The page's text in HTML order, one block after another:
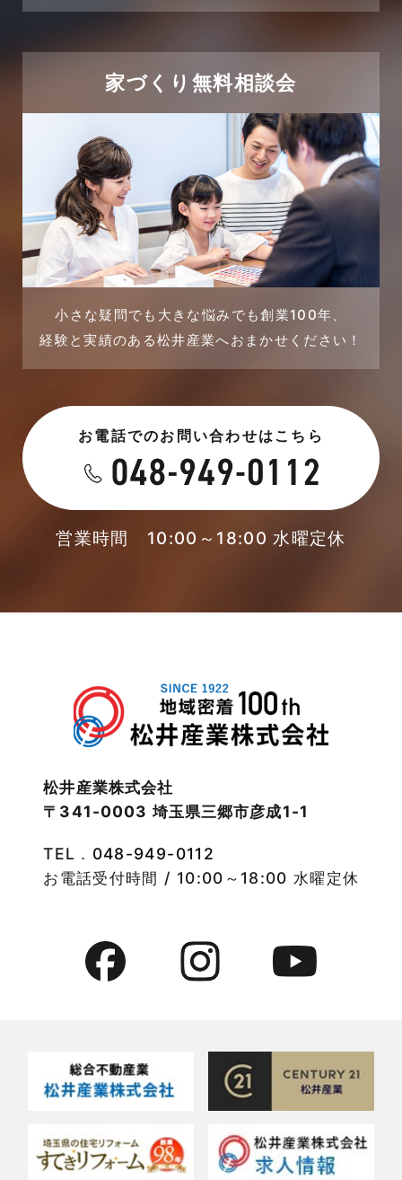
太陽光発電活用事例
市民リフォームサービス
店舗・テナント施工事例
戸建賃貸住宅活用事例
採用情報
未分類
未分類
本店-ブログ
東武スカイツリーライン
注文住宅施工事例
物件検索
物件特集
竹ノ塚店-ブログ
貸倉庫・その他
貸店舗活用事例
賃貸物件
2024年2月
2023年12月
2023年11月
2023年10月
2023年9月
2023年7月
2023年5月
2023年4月
2023年3月
2022年11月
2022年9月
2022年8月
2022年6月
2022年3月
2022年2月
家づくり無料相談会
小さな疑問でも大きな悩みでも創業100年、
経験と実績のある松井産業へおまかせください！
お電話でのお問い合わせはこちら
営業時間 10:00～18:00 水曜定休
松井産業株式会社
〒341-0003 埼玉県三郷市彦成1-1
TEL． 048-949-0112
お電話受付時間 / 10:00～18:00 水曜定休